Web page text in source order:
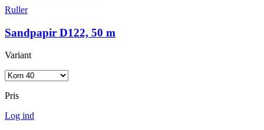
Ruller
Sandpapir D122, 50 m
Variant
Pris
Log ind